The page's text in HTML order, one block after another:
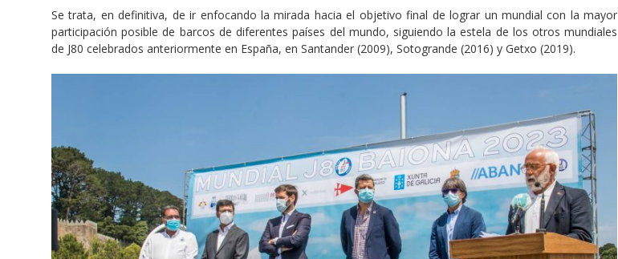
Se trata, en definitiva, de ir enfocando la mirada hacia el objetivo final de lograr un mundial con la mayor
participación posible de barcos de diferentes países del mundo, siguiendo la estela de los otros mundiales
de J80 celebrados anteriormente en España, en Santander (2009), Sotogrande (2016) y Getxo (2019).